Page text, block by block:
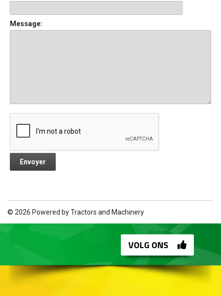
Message:
© 2026 Powered byTractors and Machinery
VOLG ONS